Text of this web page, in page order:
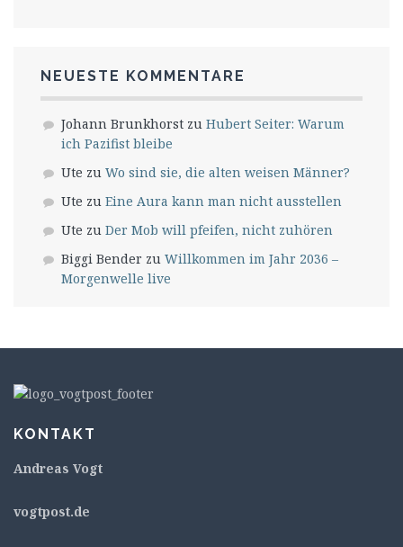
NEUESTE KOMMENTARE
Johann Brunkhorst zu Hubert Seiter: Warum
ich Pazifist bleibe
Ute zu Wo sind sie, die alten weisen Männer?
Ute zu Eine Aura kann man nicht ausstellen
Ute zu Der Mob will pfeifen, nicht zuhören
Biggi Bender zu Willkommen im Jahr 2036 –
Morgenwelle live
KONTAKT
Andreas Vogt
vogtpost.de